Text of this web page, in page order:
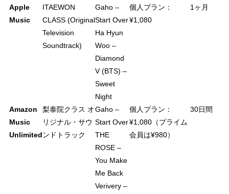
Apple
Music
ITAEWON
CLASS (Original
Television
Soundtrack)
Gaho –
Start Over
Ha Hyun
Woo –
Diamond
V (BTS) –
Sweet
Night
個人プラン：
¥1,080
1ヶ月
Amazon
Music
Unlimited
梨泰院クラス オ
リジナル・サウ
ンドトラック
Gaho –
Start Over
THE
ROSE –
You Make
Me Back
Verivery –
個人プラン：
¥1,080（プライム
会員は¥980）
30日間